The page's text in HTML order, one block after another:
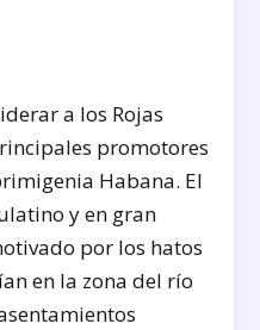
a los Rojas
promotores
Habana. El
y en gran
por los hatos
en la zona del río